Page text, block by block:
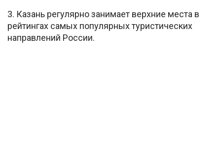
3. Казань регулярно занимает верхние места в
рейтингах самых популярных туристических
направлений России.